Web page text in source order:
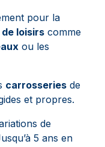
pour la
loisirs comme
ou les
carrosseries de
et propres.
de
5 ans en